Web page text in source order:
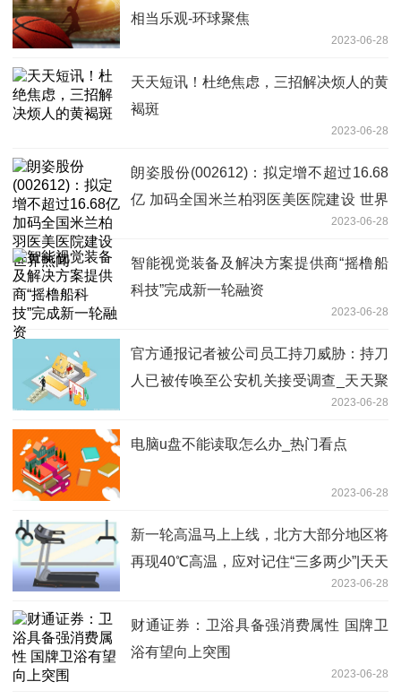
相当乐观-环球聚焦
2023-06-28
天天短讯！杜绝焦虑，三招解决烦人的黄
褐斑
2023-06-28
朗姿股份(002612)：拟定增不超过16.68
亿 加码全国米兰柏羽医美医院建设 世界
2023-06-28
智能视觉装备及解决方案提供商“摇橹船
科技”完成新一轮融资
2023-06-28
官方通报记者被公司员工持刀威胁：持刀
人已被传唤至公安机关接受调查_天天聚
2023-06-28
电脑u盘不能读取怎么办_热门看点
2023-06-28
新一轮高温马上上线，北方大部分地区将
再现40℃高温，应对记住“三多两少”|天天
2023-06-28
财通证券：卫浴具备强消费属性 国牌卫
浴有望向上突围
2023-06-28